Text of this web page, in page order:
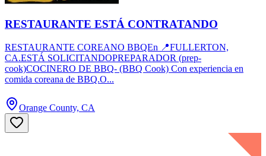
RESTAURANTE ESTÁ CONTRATANDO
RESTAURANTE COREANO BBQEn 📍FULLERTON,
CA.ESTÁ SOLICITANDOPREPARADOR (prep-
cook)COCINERO DE BBQ- (BBQ Cook) Con experiencia en
comida coreana de BBQ.O...
Orange County, CA